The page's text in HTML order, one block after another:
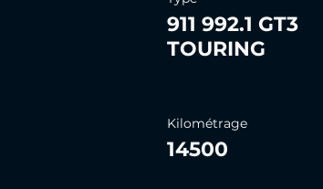
911 992.1 GT3
TOURING
Kilométrage
14500